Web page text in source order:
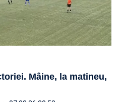
Mâine, la matineu,